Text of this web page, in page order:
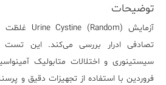
توضیحات
آزمایشUrine Cystine (Random)
غلظت
تصادفی ادرار بررسی می‌کند. این تست
سیستینوری و اختلالات متابولیک
فروردین با استفاده از تجهیزات دقیق و